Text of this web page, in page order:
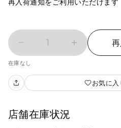
再入荷通知をご利用いただけます
1
在庫なし
お気に
店舗在庫状況